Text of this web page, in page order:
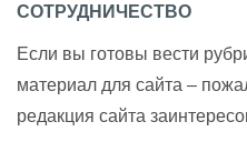
СОТРУДНИЧЕСТВО
Если вы готовы вести
материал для сайта –
редакция сайта